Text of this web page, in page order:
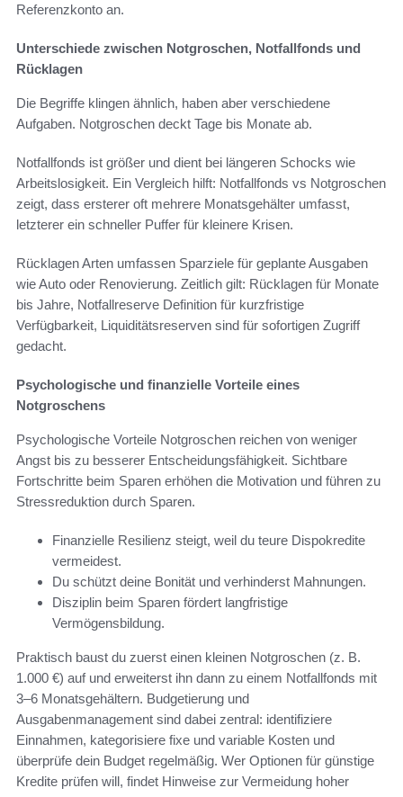
Referenzkonto an.
Unterschiede zwischen Notgroschen, Notfallfonds und
Rücklagen
Die Begriffe klingen ähnlich, haben aber verschiedene
Aufgaben. Notgroschen deckt Tage bis Monate ab.
Notfallfonds ist größer und dient bei längeren Schocks wie
Arbeitslosigkeit. Ein Vergleich hilft: Notfallfonds vs Notgroschen
zeigt, dass ersterer oft mehrere Monatsgehälter umfasst,
letzterer ein schneller Puffer für kleinere Krisen.
Rücklagen Arten umfassen Sparziele für geplante Ausgaben
wie Auto oder Renovierung. Zeitlich gilt: Rücklagen für Monate
bis Jahre, Notfallreserve Definition für kurzfristige
Verfügbarkeit, Liquiditätsreserven sind für sofortigen Zugriff
gedacht.
Psychologische und finanzielle Vorteile eines
Notgroschens
Psychologische Vorteile Notgroschen reichen von weniger
Angst bis zu besserer Entscheidungsfähigkeit. Sichtbare
Fortschritte beim Sparen erhöhen die Motivation und führen zu
Stressreduktion durch Sparen.
Finanzielle Resilienz steigt, weil du teure Dispokredite
vermeidest.
Du schützt deine Bonität und verhinderst Mahnungen.
Disziplin beim Sparen fördert langfristige
Vermögensbildung.
Praktisch baust du zuerst einen kleinen Notgroschen (z. B.
1.000 €) auf und erweiterst ihn dann zu einem Notfallfonds mit
3–6 Monatsgehältern. Budgetierung und
Ausgabenmanagement sind dabei zentral: identifiziere
Einnahmen, kategorisiere fixe und variable Kosten und
überprüfe dein Budget regelmäßig. Wer Optionen für günstige
Kredite prüfen will, findet Hinweise zur Vermeidung hoher